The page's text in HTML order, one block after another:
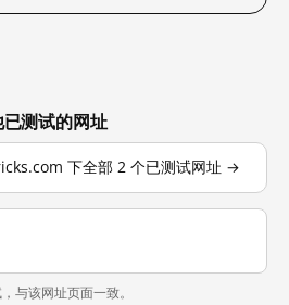
测试的网址
下全部 2 个已测试网址 →
与该网址页面一致。